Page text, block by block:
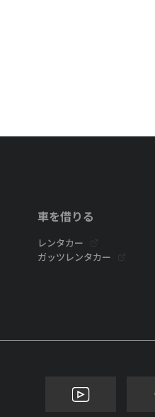
車を借りる
レンタカー
ガッツレンタカー